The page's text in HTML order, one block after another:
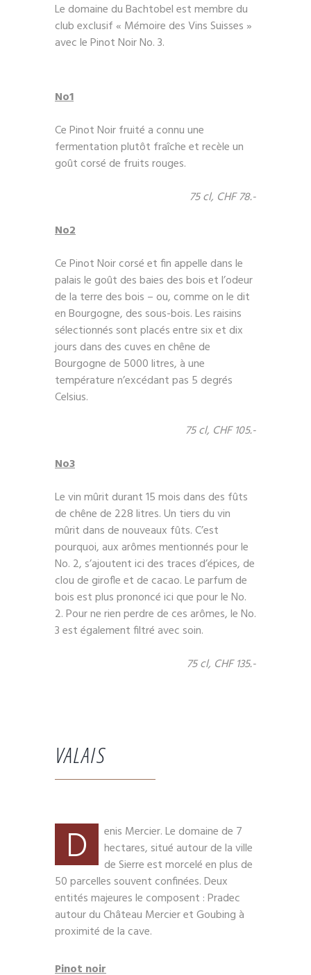
Le domaine du Bachtobel est membre du
club exclusif « Mémoire des Vins Suisses »
avec le Pinot Noir No. 3.
No1
Ce Pinot Noir fruité a connu une
fermentation plutôt fraîche et recèle un
goût corsé de fruits rouges.
75 cl, CHF 78.-
No2
Ce Pinot Noir corsé et fin appelle dans le
palais le goût des baies des bois et l’odeur
de la terre des bois – ou, comme on le dit
en Bourgogne, des sous-bois. Les raisins
sélectionnés sont placés entre six et dix
jours dans des cuves en chêne de
Bourgogne de 5000 litres, à une
température n’excédant pas 5 degrés
Celsius.
75 cl, CHF 105.-
No3
Le vin mûrit durant 15 mois dans des fûts
de chêne de 228 litres. Un tiers du vin
mûrit dans de nouveaux fûts. C’est
pourquoi, aux arômes mentionnés pour le
No. 2, s’ajoutent ici des traces d’épices, de
clou de girofle et de cacao. Le parfum de
bois est plus prononcé ici que pour le No.
2. Pour ne rien perdre de ces arômes, le No.
3 est également filtré avec soin.
75 cl, CHF 135.-
VALAIS
D
enis Mercier. Le domaine de 7
hectares, situé autour de la ville
de Sierre est morcelé en plus de
50 parcelles souvent confinées. Deux
entités majeures le composent : Pradec
autour du Château Mercier et Goubing à
proximité de la cave.
Pinot noir